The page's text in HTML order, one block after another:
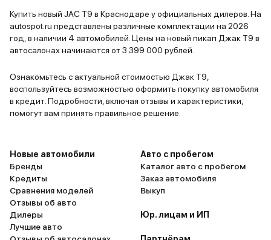
отзывах о
По
Купить новый JAC T9 в Краснодаре у официальных дилеров. На
autospot.ru представлены различные комплектации на 2026
год, в наличии 4 автомобилей. Цены на новый пикап Джак Т9 в
автосалонах начинаются от 3 399 000 рублей.
Ознакомьтесь с актуальной стоимостью Джак Т9,
воспользуйтесь возможностью оформить покупку автомобиля
в кредит. Подробности, включая отзывы и характеристики,
помогут вам принять правильное решение.
Новые автомобили
Бренды
Кредиты
Сравнения моделей
Отзывы об авто
Дилеры
Лучшие авто
Авто с пробегом
Каталог авто с пробегом
Заказ автомобиля
Выкуп
Юр. лицам и ИП